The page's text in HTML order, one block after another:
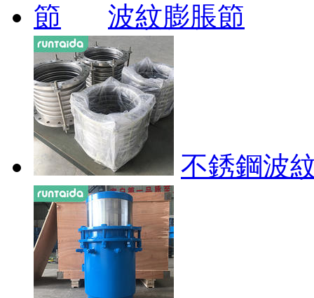
波紋膨脹節
不銹鋼波